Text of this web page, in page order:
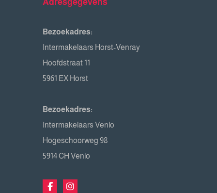
Adresgegevens
Bezoekadres:
Intermakelaars Horst-Venray
Hoofdstraat 11
5961 EX Horst
Bezoekadres:
Intermakelaars Venlo
Hogeschoorweg 98
5914 CH Venlo